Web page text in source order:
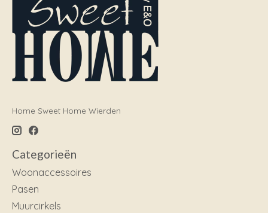
Home Sweet Home Wierden
Categorieën
Woonaccessoires
Pasen
Muurcirkels